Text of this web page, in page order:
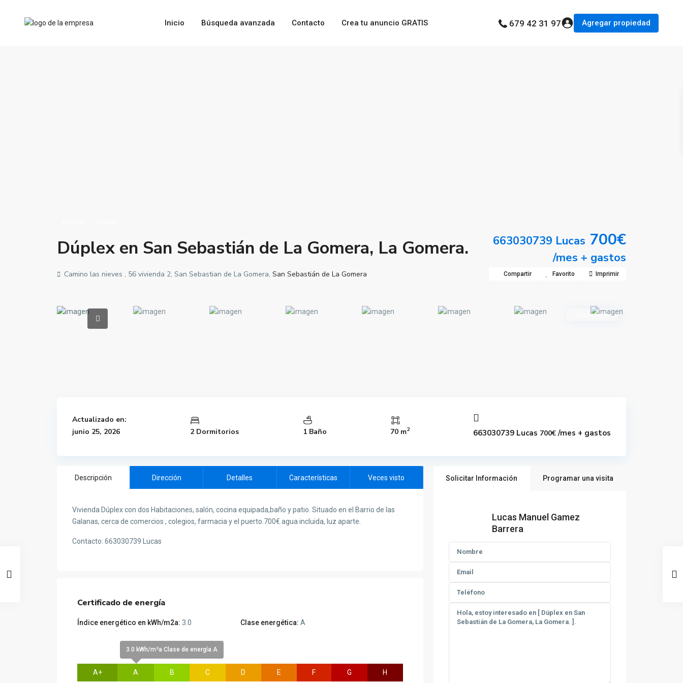
Inicio Búsqueda avanzada Contacto Crea tu anuncio GRATIS 679 42 31 97 Agregar propiedad
Dúplex en San Sebastián de La Gomera, La Gomera. 663030739 Lucas 700€
/mes + gastos
Camino las nieves , 56 vivienda 2, San Sebastian de La Gomera, San Sebastián de La Gomera Compartir Favorito Imprimir
Disponible
Actualizado en:
junio 25, 2026
2 Dormitorios 1 Baño 70 m2 663030739 Lucas 700€/mes + gastos
Descripción Dirección Detalles Características Veces visto
Vivienda Dúplex con dos Habitaciones, salón, cocina equipada,baño y patio. Situado en el Barrio de las
Galanas, cerca de comercios , colegios, farmacia y el puerto.700€ agua incluida, luz aparte.
Contacto: 663030739 Lucas
Certificado de energía
Índice energético en kWh/m2a: 3.0 Clase energética: A
A+
3.0 kWh/m²a Clase de energía A
A B C D E F G H
Solicitar Información Programar una visita
Lucas Manuel Gamez
Barrera